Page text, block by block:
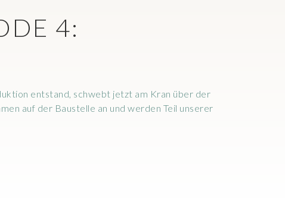
4:
entstand, schwebt jetzt am Kran über der
auf der Baustelle an und werden Teil unserer